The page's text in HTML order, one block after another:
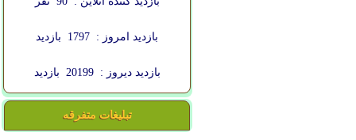
بازدید امروز : 1797 بازدید
بازدید دیروز : 20199 بازدید
تبلیغات متفرقه